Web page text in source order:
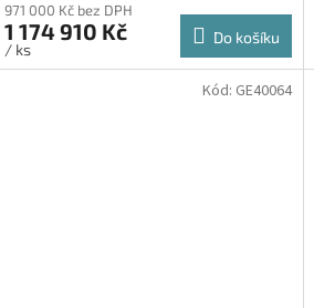
971 000 Kč bez DPH
1 174 910 Kč
/ ks
Do košíku
Kód: GE40064